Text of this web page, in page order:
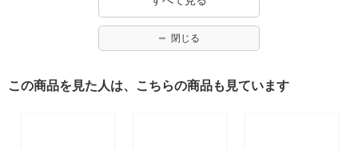
閉じる
この商品を見た人は、こちらの商品も見ています